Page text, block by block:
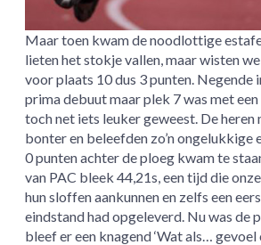
Maar toen kwam de noodlottige
lieten het stokje vallen, maar wisten
voor plaats 10 dus 3 punten. Negende
prima debuut maar plek 7 was met
toch net iets leuker geweest. De heren
bonter en beleefden zo’n ongelukkige
0 punten achter de ploeg kwam te
van PAC bleek 44,21s, een tijd die
hun sloffen aankunnen en zelfs een
eindstand had opgeleverd. Nu was de
bleef er een knagend ‘Wat als… gevoel